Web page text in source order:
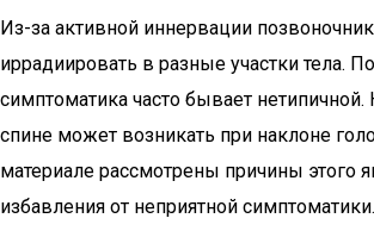
Из-за активной иннервации
иррадиировать в разные участки тела.
симптоматика часто бывает
спине может возникать при наклоне
материале рассмотрены причины этого
избавления от неприятной симптоматики.